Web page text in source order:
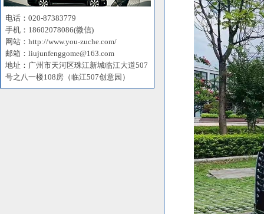
电话：020-87383779
手机：18602078086(微信)
网站：http://www.you-zuche.com/
邮箱：liujunfenggome@163.com
地址：广州市天河区珠江新城临江大道507
号之八一楼108房（临江507创意园）